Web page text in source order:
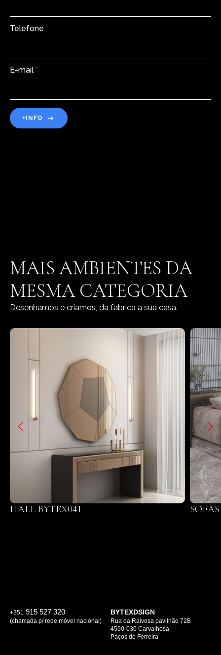
Telefone
E-mail *
+INFO
MAIS AMBIENTES DA
MESMA CATEGORIA
Desenhamos e criamos, da fabrica a sua casa.
HALL BYTEX041
+351 915 527 320
(chamada p/ rede móvel nacional)
BYTEXDSIGN
Rua da Raivosa pavilhão 72B
4590-030 Carvalhosa
Paços de Ferreira